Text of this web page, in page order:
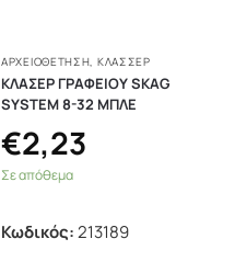
ΑΡΧΕΙΟΘΕΤΗΣΗ, ΚΛΑΣΣΈΡ
ΚΛΑΣΕΡ ΓΡΑΦΕΙΟΥ SKAG
SYSTEM 8-32 ΜΠΛΕ
€2,23
Σε απόθεμα
Κωδικός:213189